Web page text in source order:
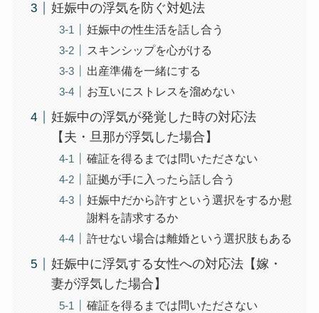
妊娠中の浮気を防ぐ対処法
妊娠中の性生活を話し合う
スキンシップを心がける
出産準備を一緒にする
お互いにストレスを溜めない
妊娠中の浮気が発覚した時の対応法
【夫・旦那が浮気した場合】
確証を得るまでは問いたださない
証拠が手に入ったら話し合う
妊娠中だから許すという選択をするか慰
謝料を請求するか
許せない場合は離婚という選択肢もある
妊娠中に浮気する女性への対応法【嫁・
妻が浮気した場合】
確証を得るまでは問いたださない